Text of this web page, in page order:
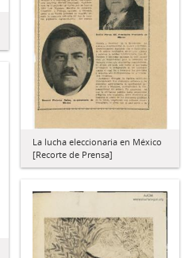
La lucha eleccionaria en México
[Recorte de Prensa]